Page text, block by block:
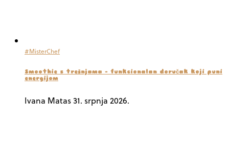
#MisterChef
Smoothie s trešnjama – funkcionalan doručak koji puni
energijom
Ivana Matas31. srpnja 2026.